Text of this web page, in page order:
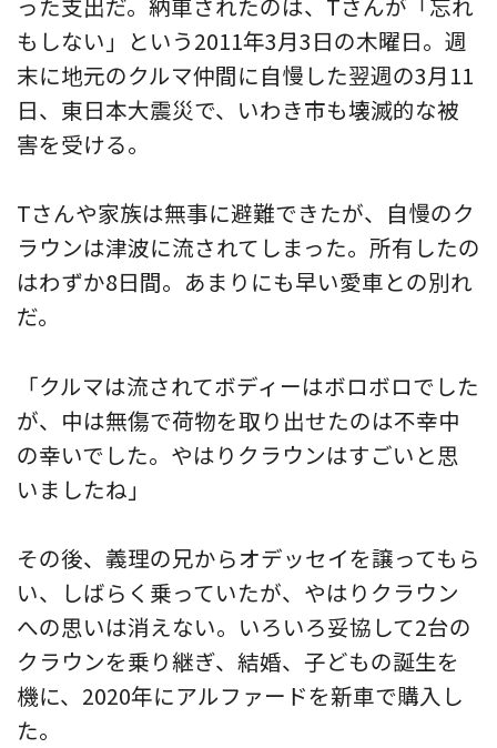
もしない」という2011年3月3日の木曜日。週
末に地元のクルマ仲間に自慢した翌週の3月11
日、東日本大震災で、いわき市も壊滅的な被
害を受ける。
Tさんや家族は無事に避難できたが、自慢のク
ラウンは津波に流されてしまった。所有したの
はわずか8日間。あまりにも早い愛車との別れ
だ。
「クルマは流されてボディーはボロボロでした
が、中は無傷で荷物を取り出せたのは不幸中
の幸いでした。やはりクラウンはすごいと思
いましたね」
その後、義理の兄からオデッセイを譲ってもら
い、しばらく乗っていたが、やはりクラウン
への思いは消えない。いろいろ妥協して2台の
クラウンを乗り継ぎ、結婚、子どもの誕生を
機に、2020年にアルファードを新車で購入し
た。